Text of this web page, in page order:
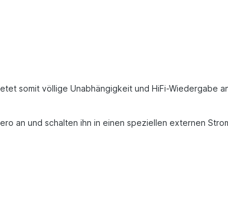
somit völlige Unabhängigkeit und HiFi-Wiedergabe
an und schalten ihn in einen speziellen externen